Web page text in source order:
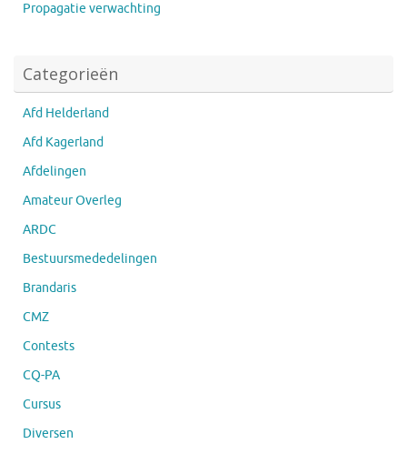
Propagatie verwachting
Categorieën
Afd Helderland
Afd Kagerland
Afdelingen
Amateur Overleg
ARDC
Bestuursmededelingen
Brandaris
CMZ
Contests
CQ-PA
Cursus
Diversen